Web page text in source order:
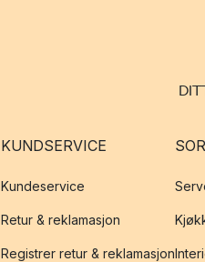
KUNDSERVICE
Kundeservice
Retur & reklamasjon
Registrer retur & reklamasjon